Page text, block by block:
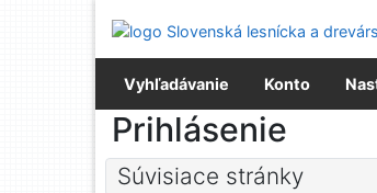
Prejsť na menu
Prehlásenie o webovej
Vyhľadávanie Konto
Prihlásenie
Súvisiace stránky